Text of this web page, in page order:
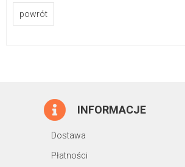
powrót
INFORMACJE
Dostawa
Płatności